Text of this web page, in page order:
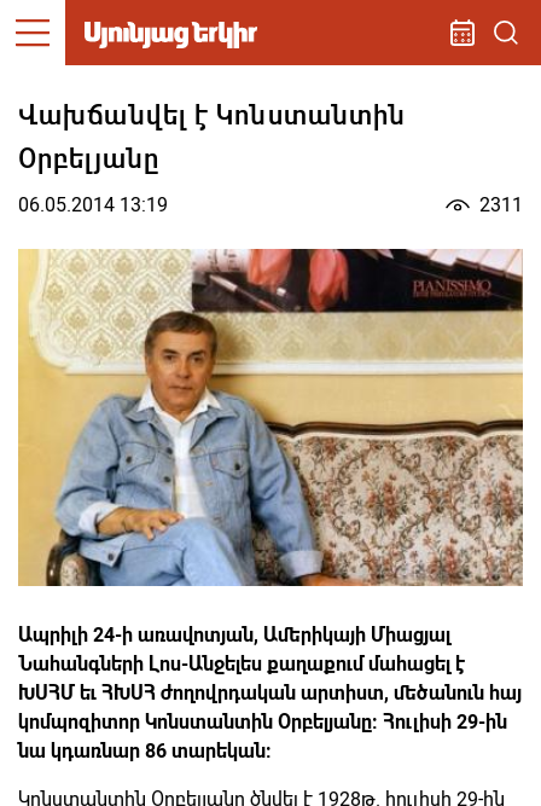
Վախճանվել է Կոնստանտին
Օրբելյանը
06.05.2014 13:19 2311
Ապրիլի 24-ի առավոտյան, Ամերիկայի Միացյալ
Նահանգների Լոս-Անջելես քաղաքում մահացել է
ԽՍՀՄ եւ ՀԽՍՀ ժողովրդական արտիստ, մեծանուն հայ
կոմպոզիտոր Կոնստանտին Օրբելյանը: Հուլիսի 29-ին
նա կդառնար 86 տարեկան:
Կոնստանտին Օրբելյանը ծնվել է 1928թ. հուլիսի 29-ին